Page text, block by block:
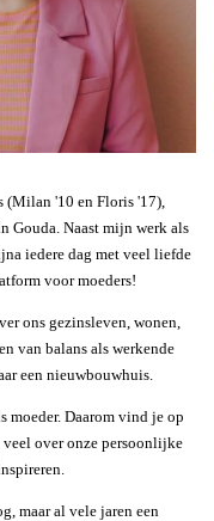
(Milan '10 en Floris '17),
Gouda. Naast mijn werk als
iedere dag met veel liefde
voor moeders!
ons gezinsleven, wonen,
van balans als werkende
een nieuwbouwhuis.
moeder. Daarom vind je op
over onze persoonlijke
maar al vele jaren een